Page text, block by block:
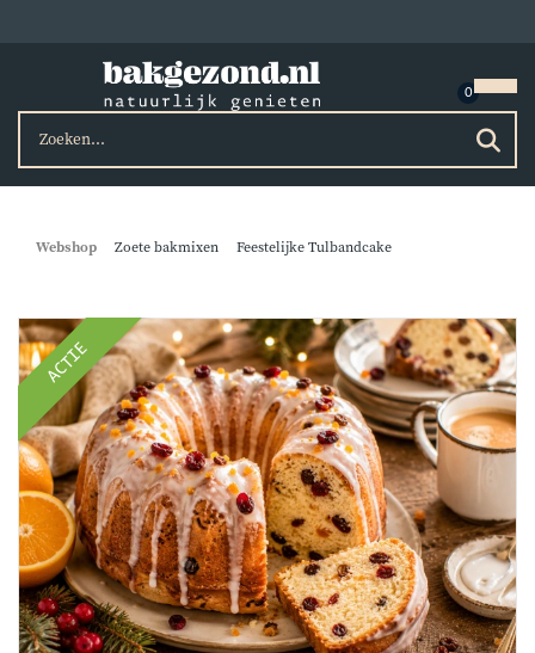
Webshop Zoete bakmixen Feestelijke Tulbandcake
ACTIE